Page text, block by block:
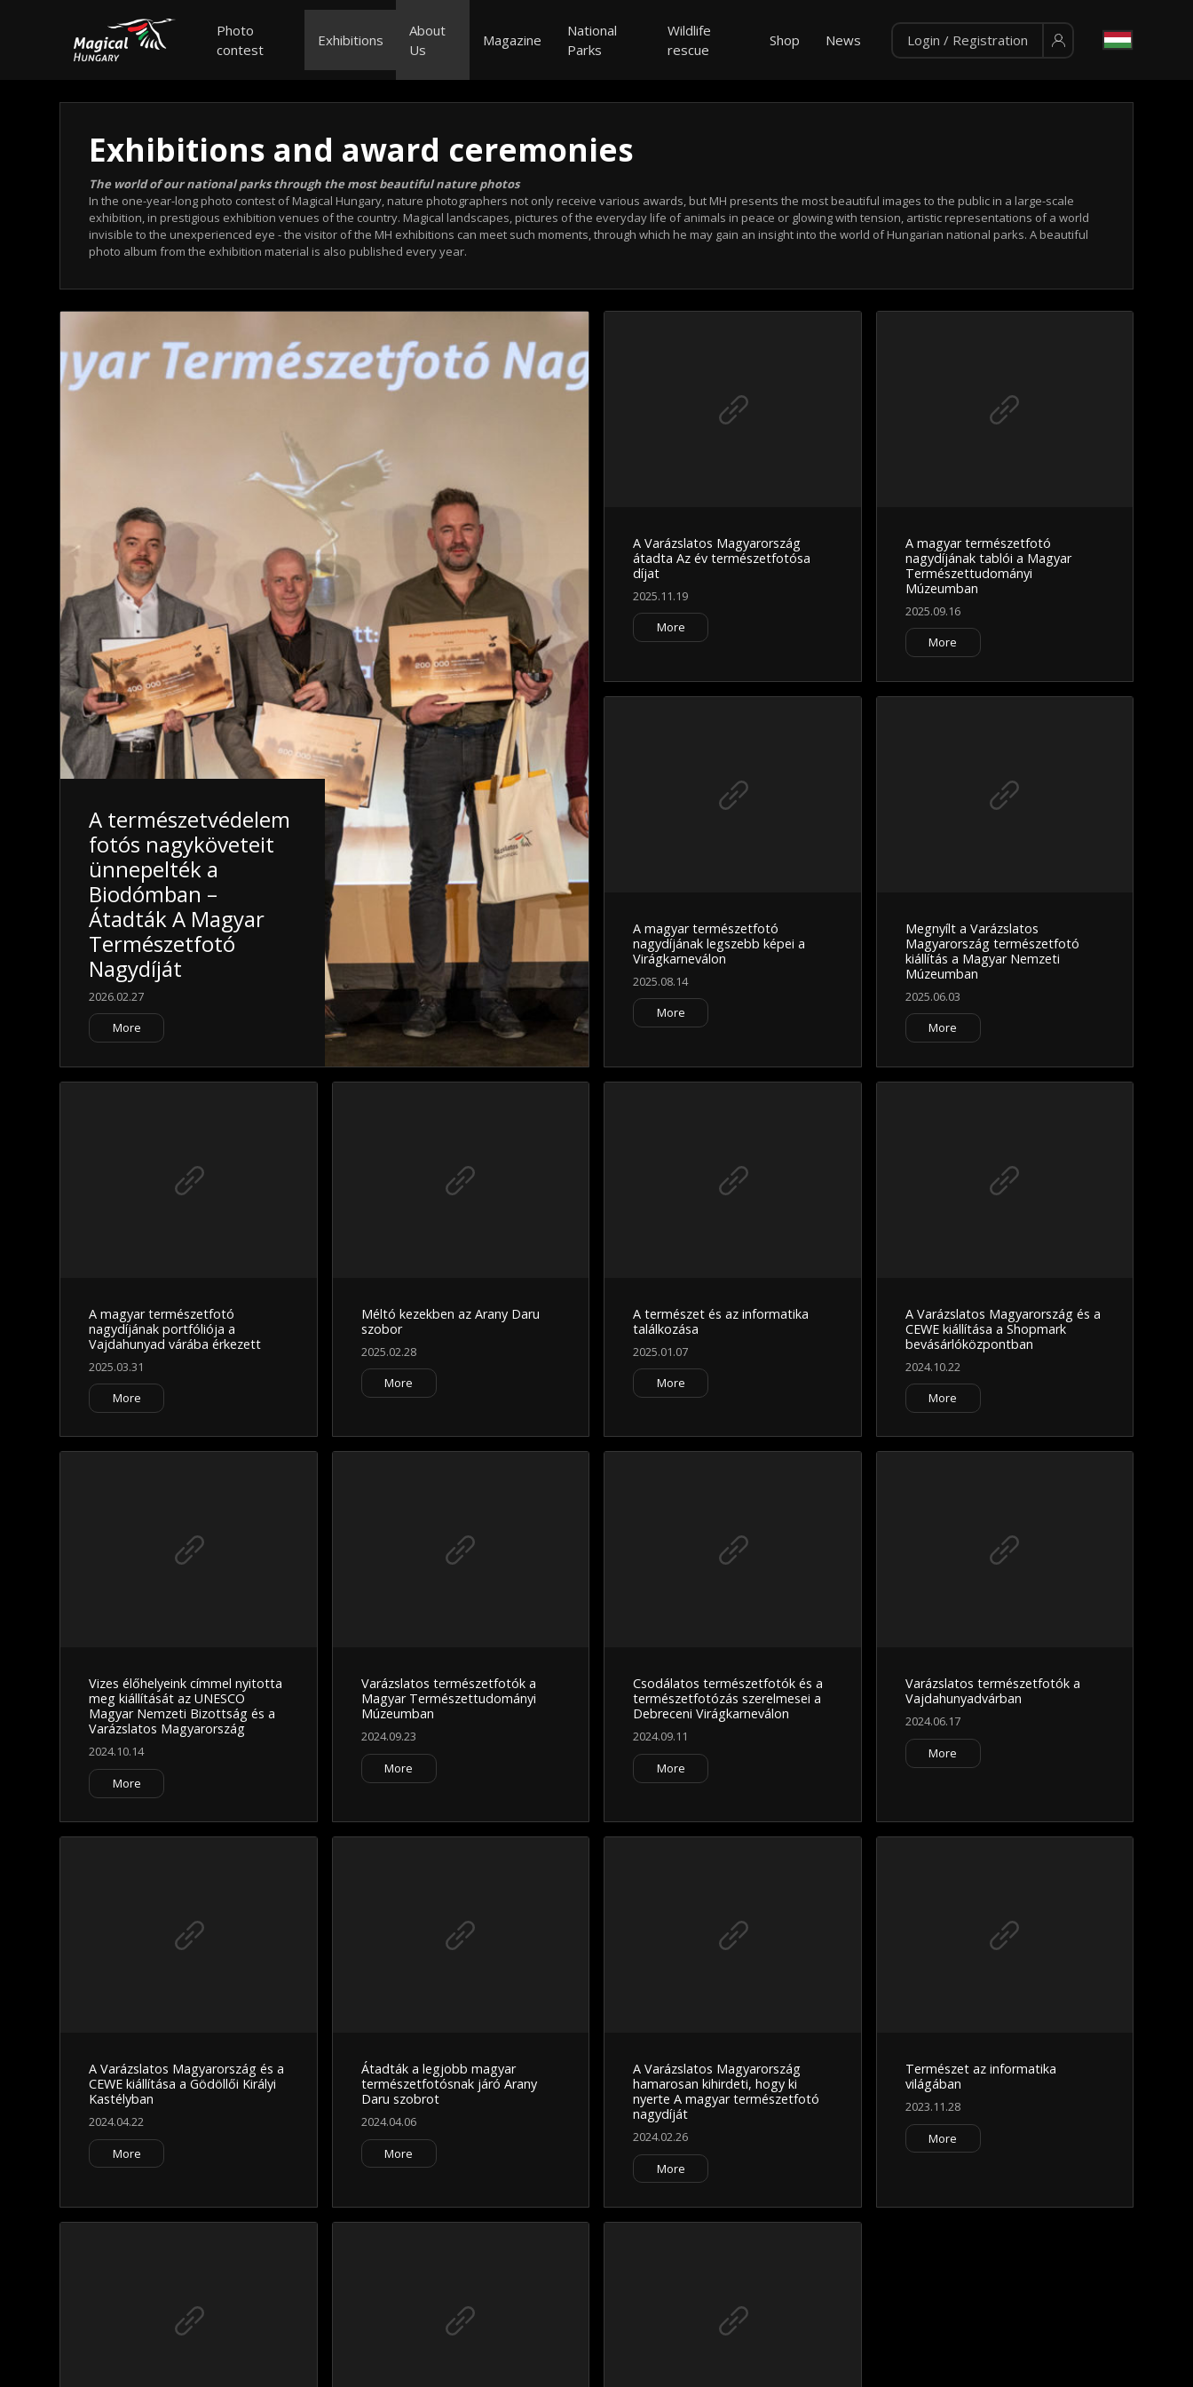
Photo
contest
Exhibitions
About
Us
Magazine
National
Parks
Wildlife
rescue
Shop News Login / Registration
Exhibitions and award ceremonies
The world of our national parks through the most beautiful nature photos
In the one-year-long photo contest of Magical Hungary, nature photographers not only receive various awards, but MH presents the most beautiful images to the public in a large-scale
exhibition, in prestigious exhibition venues of the country. Magical landscapes, pictures of the everyday life of animals in peace or glowing with tension, artistic representations of a world
invisible to the unexperienced eye - the visitor of the MH exhibitions can meet such moments, through which he may gain an insight into the world of Hungarian national parks. A beautiful
photo album from the exhibition material is also published every year.
A természetvédelem
fotós nagyköveteit
ünnepelték a
Biodómban –
Átadták A Magyar
Természetfotó
Nagydíját
2026.02.27
More
A Varázslatos Magyarország
átadta Az év természetfotósa
díjat
2025.11.19
More
A magyar természetfotó
nagydíjának tablói a Magyar
Természettudományi
Múzeumban
2025.09.16
More
A magyar természetfotó
nagydíjának legszebb képei a
Virágkarneválon
2025.08.14
More
Megnyílt a Varázslatos
Magyarország természetfotó
kiállítás a Magyar Nemzeti
Múzeumban
2025.06.03
More
A magyar természetfotó
nagydíjának portfóliója a
Vajdahunyad várába érkezett
2025.03.31
More
Méltó kezekben az Arany Daru
szobor
2025.02.28
More
A természet és az informatika
találkozása
2025.01.07
More
A Varázslatos Magyarország és a
CEWE kiállítása a Shopmark
bevásárlóközpontban
2024.10.22
More
Vizes élőhelyeink címmel nyitotta
meg kiállítását az UNESCO
Magyar Nemzeti Bizottság és a
Varázslatos Magyarország
2024.10.14
More
Varázslatos természetfotók a
Magyar Természettudományi
Múzeumban
2024.09.23
More
Csodálatos természetfotók és a
természetfotózás szerelmesei a
Debreceni Virágkarneválon
2024.09.11
More
Varázslatos természetfotók a
Vajdahunyadvárban
2024.06.17
More
A Varázslatos Magyarország és a
CEWE kiállítása a Gödöllői Királyi
Kastélyban
2024.04.22
More
Átadták a legjobb magyar
természetfotósnak járó Arany
Daru szobrot
2024.04.06
More
A Varázslatos Magyarország
hamarosan kihirdeti, hogy ki
nyerte A magyar természetfotó
nagydíját
2024.02.26
More
Természet az informatika
világában
2023.11.28
More